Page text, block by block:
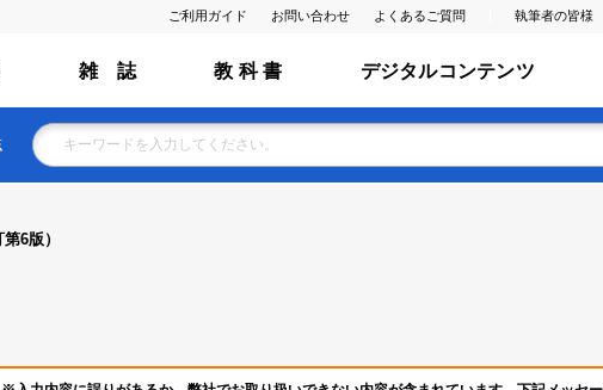
ご利用ガイド お問い合わせ よくあるご質問 執筆者の皆様
雑 誌 教 科 書 デジタルコンテンツ
6版）